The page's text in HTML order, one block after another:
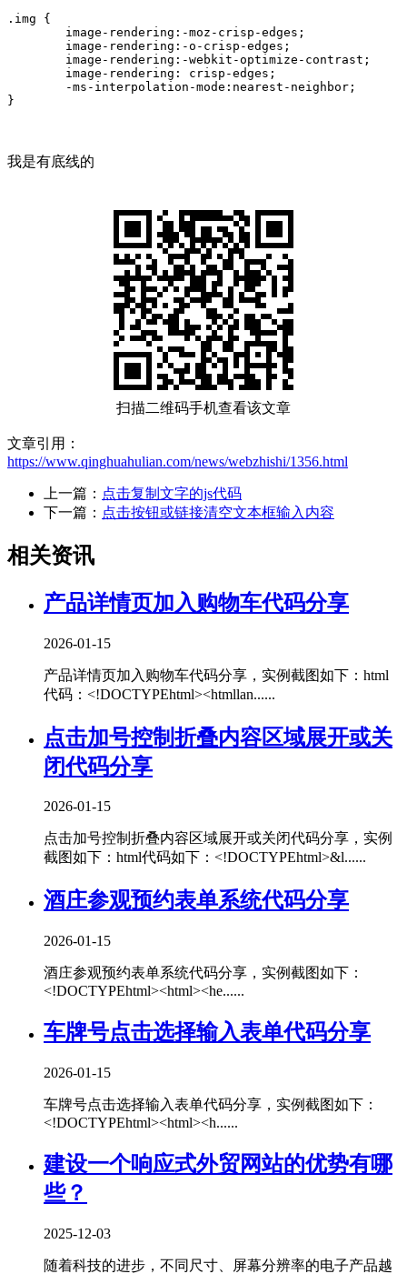
.img {
}
我是有底线的
扫描二维码手机查看该文章
文章引用：
https://www.qinghuahulian.com/news/webzhishi/1356.html
上一篇： 点击复制文字的js代码
下一篇： 点击按钮或链接清空文本框输入内容
相关资讯
产品详情页加入购物车代码分享
2026-01-15
产品详情页加入购物车代码分享，实例截图如下：html
代码：<!DOCTYPEhtml><htmllan......
点击加号控制折叠内容区域展开或关
闭代码分享
2026-01-15
点击加号控制折叠内容区域展开或关闭代码分享，实例
截图如下：html代码如下：<!DOCTYPEhtml>&l......
酒庄参观预约表单系统代码分享
2026-01-15
酒庄参观预约表单系统代码分享，实例截图如下：
<!DOCTYPEhtml><html><he......
车牌号点击选择输入表单代码分享
2026-01-15
车牌号点击选择输入表单代码分享，实例截图如下：
<!DOCTYPEhtml><html><h......
建设一个响应式外贸网站的优势有哪
些？
2025-12-03
随着科技的进步，不同尺寸、屏幕分辨率的电子产品越